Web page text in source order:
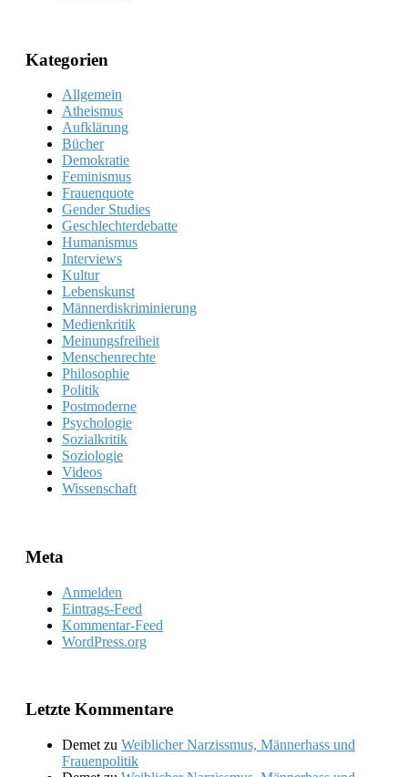
Kategorien
Allgemein
Atheismus
Aufklärung
Bücher
Demokratie
Feminismus
Frauenquote
Gender Studies
Geschlechterdebatte
Humanismus
Interviews
Kultur
Lebenskunst
Männerdiskriminierung
Medienkritik
Meinungsfreiheit
Menschenrechte
Philosophie
Politik
Postmoderne
Psychologie
Sozialkritik
Soziologie
Videos
Wissenschaft
Meta
Anmelden
Eintrags-Feed
Kommentar-Feed
WordPress.org
Letzte Kommentare
Demet zu Weiblicher Narzissmus, Männerhass und
Frauenpolitik